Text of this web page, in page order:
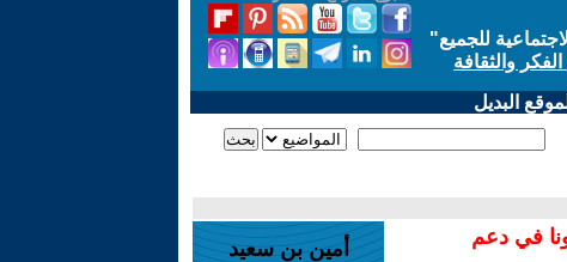
للجميع"
والثقافة
البديل
في دعم
أمين بن سعيد